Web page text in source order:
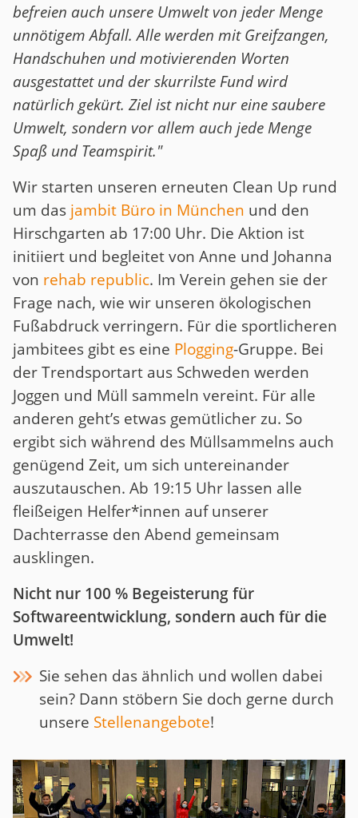
befreien auch unsere Umwelt von jeder Menge
unnötigem Abfall. Alle werden mit Greifzangen,
Handschuhen und motivierenden Worten
ausgestattet und der skurrilste Fund wird
natürlich gekürt. Ziel ist nicht nur eine saubere
Umwelt, sondern vor allem auch jede Menge
Spaß und Teamspirit."
Wir starten unseren erneuten Clean Up rund
um das jambit Büro in München und den
Hirschgarten ab 17:00 Uhr. Die Aktion ist
initiiert und begleitet von Anne und Johanna
von rehab republic. Im Verein gehen sie der
Frage nach, wie wir unseren ökologischen
Fußabdruck verringern. Für die sportlicheren
jambitees gibt es eine Plogging-Gruppe. Bei
der Trendsportart aus Schweden werden
Joggen und Müll sammeln vereint. Für alle
anderen geht’s etwas gemütlicher zu. So
ergibt sich während des Müllsammelns auch
genügend Zeit, um sich untereinander
auszutauschen. Ab 19:15 Uhr lassen alle
fleißeigen Helfer*innen auf unserer
Dachterrasse den Abend gemeinsam
ausklingen.
Nicht nur 100 % Begeisterung für
Softwareentwicklung, sondern auch für die
Umwelt!
Sie sehen das ähnlich und wollen dabei
sein? Dann stöbern Sie doch gerne durch
unsere Stellenangebote!